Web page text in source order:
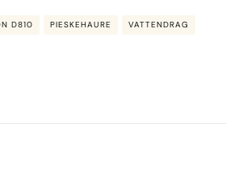
D810 PIESKEHAURE VATTENDRAG